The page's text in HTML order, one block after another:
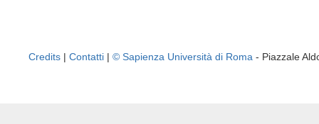
Credits | Contatti | © Sapienza Università di Roma - Piazzale